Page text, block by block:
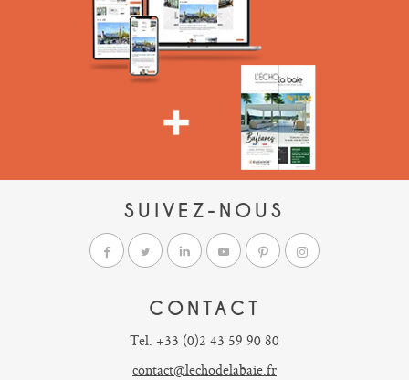
SUIVEZ-NOUS
CONTACT
Tel. +33 (0)2 43 59 90 80
contact@lechodelabaie.fr